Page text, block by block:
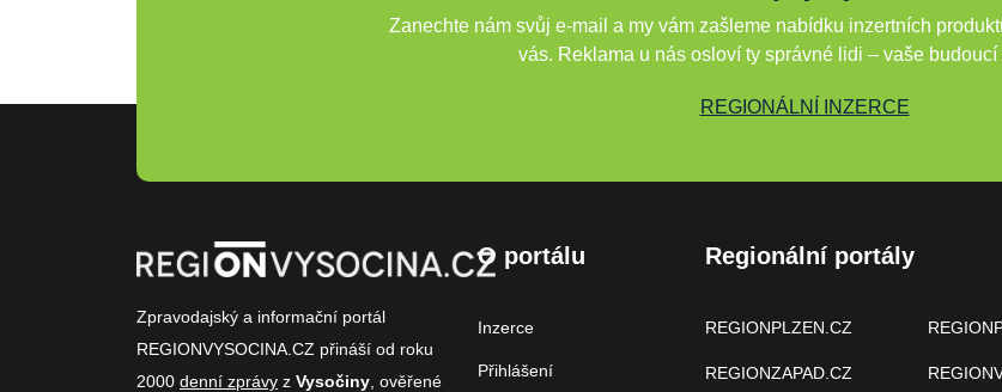
Zanechte nám svůj e-mail a my vám zašleme nabídku inzertních
vás. Reklama u nás osloví ty správné lidi – vaše budoucí
REGIONÁLNÍ INZERCE
Zpravodajský a informační portál
REGIONVYSOCINA.CZ přináší od roku
2000 denní zprávy z Vysočiny , ověřené
O portálu
Inzerce
Přihlášení
Regionální portály
REGIONPLZEN.CZ
REGIONZAPAD.CZ